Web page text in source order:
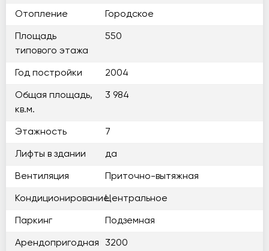
Отопление Городское
Площадь
типового этажа
550
Год постройки 2004
Общая площадь,
кв.м.
3 984
Этажность 7
Лифты в здании да
Вентиляция Приточно-вытяжная
КондиционированиеЦентральное
Паркинг Подземная
Арендопригодная
3200